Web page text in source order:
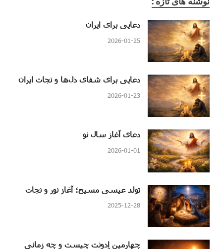
دعایی برای ایران
2026-01-25
دعایی برای شفای دل‌ها و نجات ایران
2026-01-23
دعای آغاز سال نو
2026-01-01
تولد عیسی مسیح؛ آغاز نور و نجات
2025-12-28
چهارمین اِدونت چیست و چه زمانی